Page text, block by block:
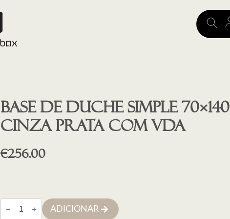
Search
Base de duche SIMPLE 70×140
CINZA PRATA COM VDA
€256.00
Quantidade
de
Base
ADICIONAR